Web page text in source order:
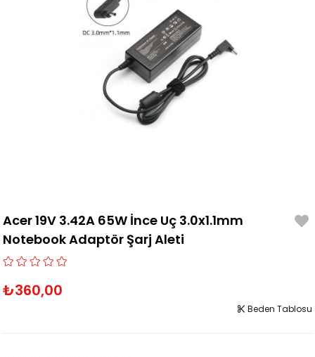
Acer 19V 3.42A 65W İnce Uç 3.0x1.1mm
Notebook Adaptör Şarj Aleti
₺360,00
Beden Tablosu